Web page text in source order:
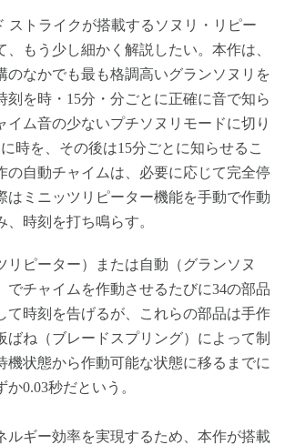
トライクが搭載するソヌリ・リピー
、もう少し細かく解説したい。本作は、
のなかでも最も格調高いグランソヌリを
刻を時・15分・分ごとに正確に音で知ら
イム音の少ないプチソヌリモードに切り
時を、その後は15分ごとに知らせるこ
の自動チャイムは、必要に応じて完全停
はミニッツリピーター機能を手動で作動
、時刻を打ち鳴らす。
ピーター）または自動（グランソヌ
でチャイムを作動させるたびに34の部品
て時刻を告げるが、これらの部品は手作
ばね（ブレードスプリング）によって制
機状態から作動可能な状態に移るまでに
0.03秒だという。
ギー効率を実現するため、本作が搭載